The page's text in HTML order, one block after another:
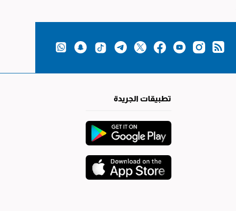
تطبيقات الجريدة